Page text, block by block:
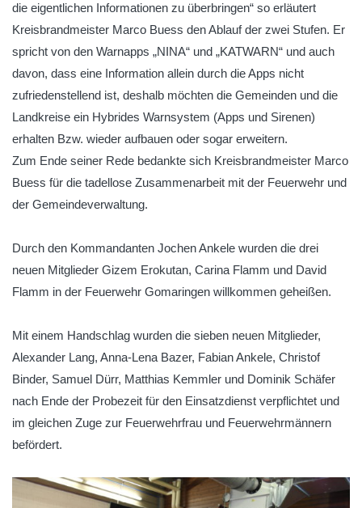
die eigentlichen Informationen zu überbringen“ so erläutert
Kreisbrandmeister Marco Buess den Ablauf der zwei Stufen. Er
spricht von den Warnapps „NINA“ und „KATWARN“ und auch
davon, dass eine Information allein durch die Apps nicht
zufriedenstellend ist, deshalb möchten die Gemeinden und die
Landkreise ein Hybrides Warnsystem (Apps und Sirenen)
erhalten Bzw. wieder aufbauen oder sogar erweitern.
Zum Ende seiner Rede bedankte sich Kreisbrandmeister Marco
Buess für die tadellose Zusammenarbeit mit der Feuerwehr und
der Gemeindeverwaltung.
Durch den Kommandanten Jochen Ankele wurden die drei
neuen Mitglieder Gizem Erokutan, Carina Flamm und David
Flamm in der Feuerwehr Gomaringen willkommen geheißen.
Mit einem Handschlag wurden die sieben neuen Mitglieder,
Alexander Lang, Anna-Lena Bazer, Fabian Ankele, Christof
Binder, Samuel Dürr, Matthias Kemmler und Dominik Schäfer
nach Ende der Probezeit für den Einsatzdienst verpflichtet und
im gleichen Zuge zur Feuerwehrfrau und Feuerwehrmännern
befördert.